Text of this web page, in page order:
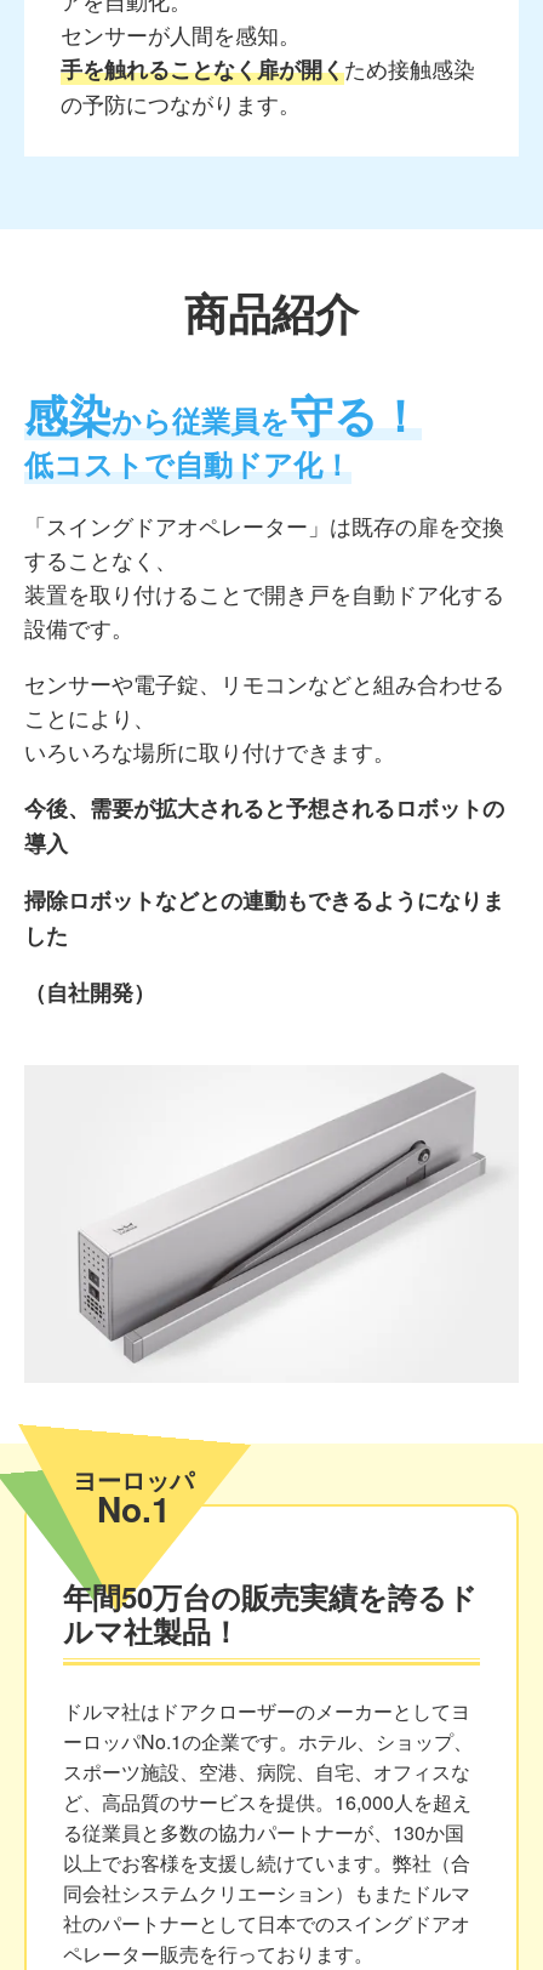
センサーが人間を感知。
手を触れることなく扉が開くため接触感染
の予防につながります。
商品紹介
感染から従業員を守る！
低コストで自動ドア化！
「スイングドアオペレーター」は既存の扉を交換
することなく、
装置を取り付けることで開き戸を自動ドア化する
設備です。
センサーや電子錠、リモコンなどと組み合わせる
ことにより、
いろいろな場所に取り付けできます。
今後、需要が拡大されると予想されるロボットの
導入
掃除ロボットなどとの連動もできるようになりま
した
（自社開発）
ヨーロッパ
No.1
年間50万台の販売実績を誇るド
ルマ社製品！
ドルマ社はドアクローザーのメーカーとしてヨ
ーロッパNo.1の企業です。ホテル、ショップ、
スポーツ施設、空港、病院、自宅、オフィスな
ど、高品質のサービスを提供。16,000人を超え
る従業員と多数の協力パートナーが、130か国
以上でお客様を支援し続けています。弊社（合
同会社システムクリエーション）もまたドルマ
社のパートナーとして日本でのスイングドアオ
ペレーター販売を行っております。